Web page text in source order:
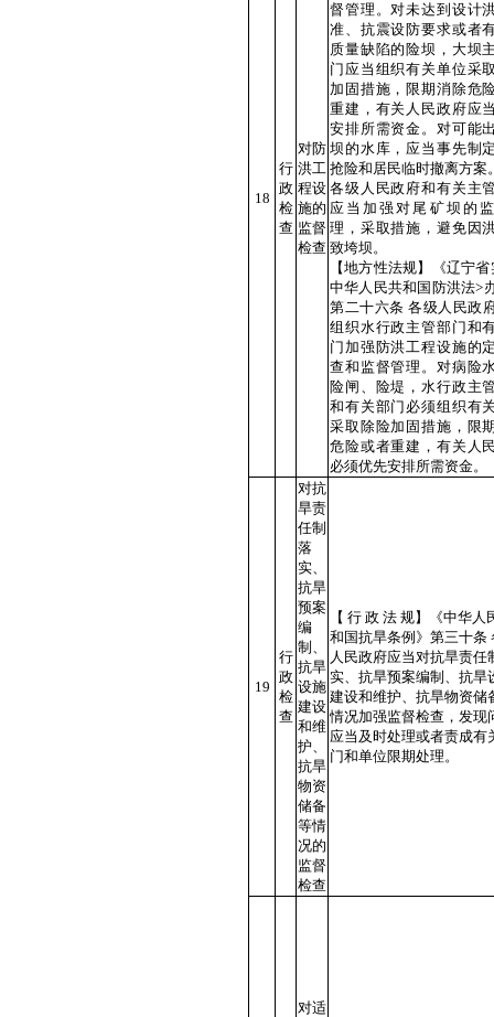
18
行
政
检
查
对防
洪工
程设
施的
监督
检查
督管理。对未达到设计
准、抗震设防要求或者
质量缺陷的险坝，大坝
门应当组织有关单位采
加固措施，限期消除危
重建，有关人民政府应
安排所需资金。对可能
坝的水库，应当事先制
抢险和居民临时撤离方案
各级人民政府和有关主
应当加强对尾矿坝的
理，采取措施，避免因
致垮坝。
【地方性法规】《辽宁
中华人民共和国防洪法>
第二十六条 各级人民政
组织水行政主管部门和
门加强防洪工程设施的
查和监督管理。对病险
险闸、险堤，水行政主
和有关部门必须组织有
采取除险加固措施，限
危险或者重建，有关人
必须优先安排所需资金。
19
行
政
检
查
对抗
旱责
任制
落
实、
抗旱
预案
编
制、
抗旱
设施
建设
和维
护、
抗旱
物资
储备
等情
况的
监督
检查
【 行 政 法 规】《中华人
和国抗旱条例》第三十条
人民政府应当对抗旱责任
实、抗旱预案编制、抗旱
建设和维护、抗旱物资储
情况加强监督检查，发现
应当及时处理或者责成有
门和单位限期处理。
对适